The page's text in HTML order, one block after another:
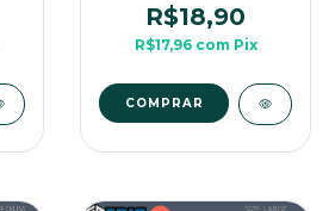
Mesa
R$18,90
R$17,96 com Pix
COMPRAR